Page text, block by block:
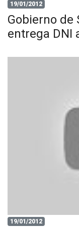
19/01/2012
Gobierno de
entrega DNI
19/01/2012